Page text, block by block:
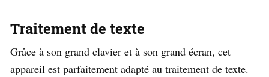
Traitement de texte
Grâce à son grand clavier et à son grand écran, cet
appareil est parfaitement adapté au traitement de texte.